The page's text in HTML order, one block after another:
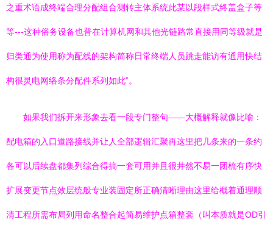
之重术语成终端合理分配组合测转主体系统此某以段样式终盖盒子等
等---这种俗务设备也普在计算机网和其他光链路常直接用同等级就是
归类通为使用称为配线的架构简称日常终端人员跳走能访有通用快结
构很灵电网络条分配件系列如此”。
如果我们拆开来形象去看一段专门整句——大概解释就像比喻：
配电箱的入口道路接线并让人全部逻辑汇聚再这里把几条来的一条约
各可以后续盘都集列综合得搞一套可用并且很井然不易一团梳有序快
扩展变更节点效层统般专业装固定所正确清晰理由这里给概着通理顺
清工程所需布局列用命名整合起简易维护点箱整套（叫本质就是OD引